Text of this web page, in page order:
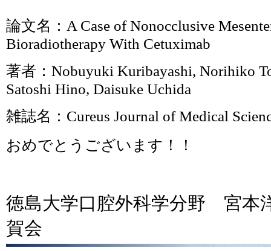
論文名：A Case of Nonocclusive
Bioradiotherapy With Cetuximab
著者：Nobuyuki Kuribayashi, Norihiko
Satoshi Hino, Daisuke Uchida
雑誌名：Cureus Journal of Medical
おめでとうございます！！
徳島大学口腔外科学分野 宮本
賀会